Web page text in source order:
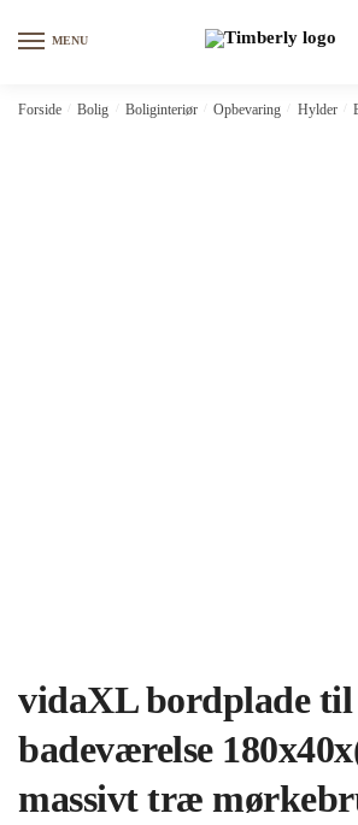
MENU
Forside Bolig Boliginteriør Opbevaring Hylder
vidaXL bordplade til
badeværelse
massivt træ